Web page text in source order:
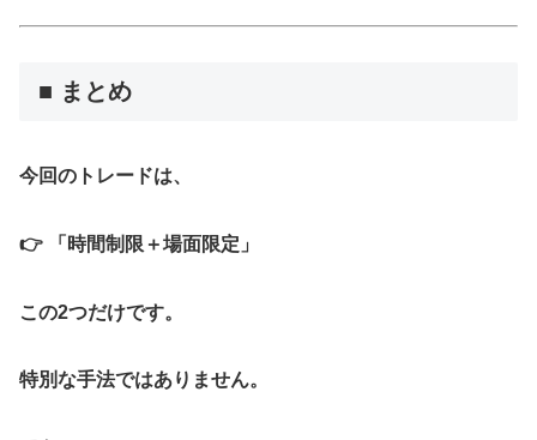
■ まとめ
今回のトレードは、
👉 「時間制限＋場面限定」
この2つだけです。
特別な手法ではありません。